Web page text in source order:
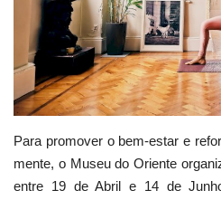
Saúde
Ficha técnica
Lazer
Para promover o bem-estar e
mente, o Museu do Oriente
entre 19 de Abril e 14 de